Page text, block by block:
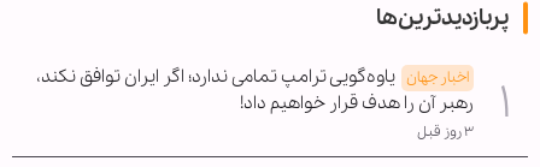
پربازدیدترین‌ها
اخبار جهان یاوه‌گویی ترامپ تمامی ندارد؛ اگر ایران توافق نکند،
رهبر آن را هدف قرار خواهیم داد!
۳ روز قبل